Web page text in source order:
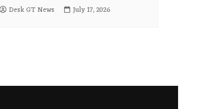
Desk GT News July 17, 2026